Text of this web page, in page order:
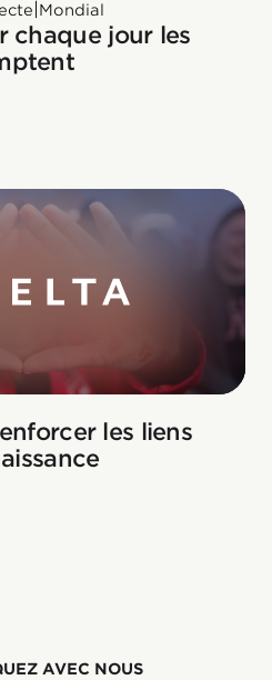
Mondial
chaque jour les
les liens
AVEC NOUS